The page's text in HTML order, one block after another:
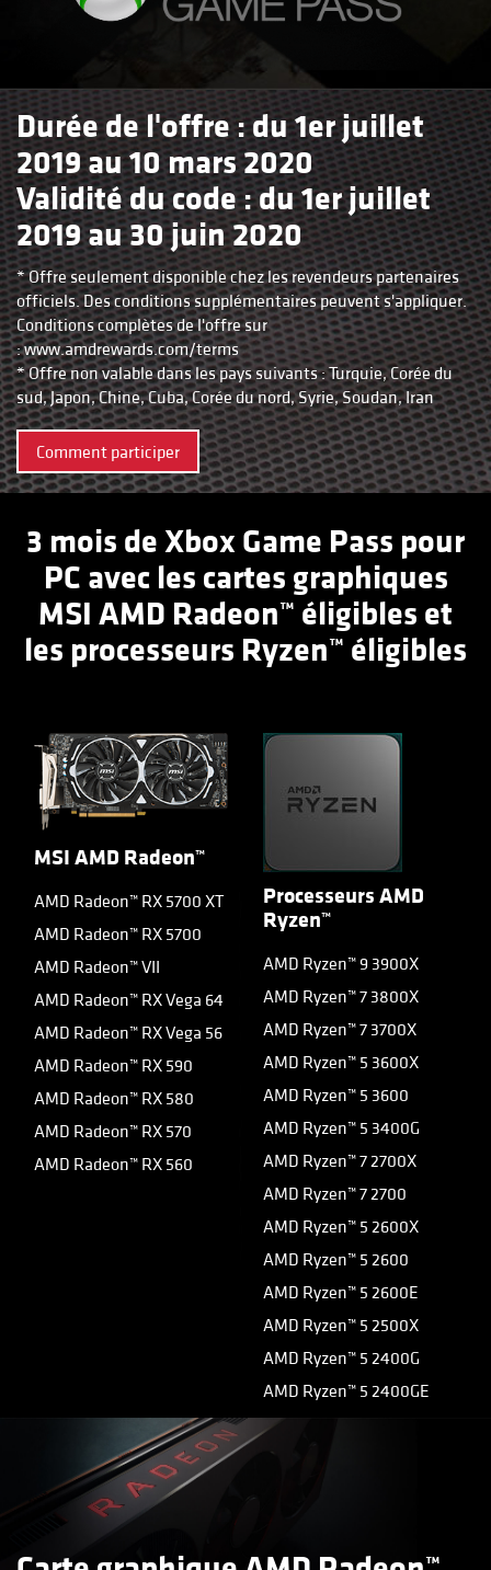
Durée de l'offre : du 1er juillet
2019 au 10 mars 2020
Validité du code : du 1er juillet
2019 au 30 juin 2020
* Offre seulement disponible chez les revendeurs partenaires
officiels. Des conditions supplémentaires peuvent s'appliquer.
Conditions complètes de l'offre sur
:www.amdrewards.com/terms
* Offre non valable dans les pays suivants : Turquie, Corée du
sud, Japon, Chine, Cuba, Corée du nord, Syrie, Soudan, Iran
Comment participer
3 mois de Xbox Game Pass pour
PC avec les cartes graphiques
MSI AMD Radeon™ éligibles et
les processeurs Ryzen™ éligibles
MSI AMD Radeon™
AMD Radeon™ RX 5700 XT
AMD Radeon™ RX 5700
AMD Radeon™ VII
AMD Radeon™ RX Vega 64
AMD Radeon™ RX Vega 56
AMD Radeon™ RX 590
AMD Radeon™ RX 580
AMD Radeon™ RX 570
AMD Radeon™ RX 560
Processeurs AMD
Ryzen™
AMD Ryzen™ 9 3900X
AMD Ryzen™ 7 3800X
AMD Ryzen™ 7 3700X
AMD Ryzen™ 5 3600X
AMD Ryzen™ 5 3600
AMD Ryzen™ 5 3400G
AMD Ryzen™ 7 2700X
AMD Ryzen™ 7 2700
AMD Ryzen™ 5 2600X
AMD Ryzen™ 5 2600
AMD Ryzen™ 5 2600E
AMD Ryzen™ 5 2500X
AMD Ryzen™ 5 2400G
AMD Ryzen™ 5 2400GE